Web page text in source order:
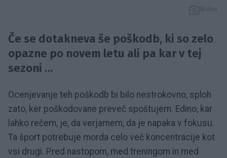
Če se dotakneva še poškodb, ki so zelo
opazne po novem letu ali pa kar v tej
sezoni …
Ocenjevanje teh poškodb bi bilo nestrokovno, sploh
zato, ker poškodovane preveč spoštujem. Edino, kar
lahko rečem, je, da verjamem, da je napaka v fokusu.
Ta šport potrebuje morda celo več koncentracije kot
vsi drugi. Pred nastopom, med treningom in med